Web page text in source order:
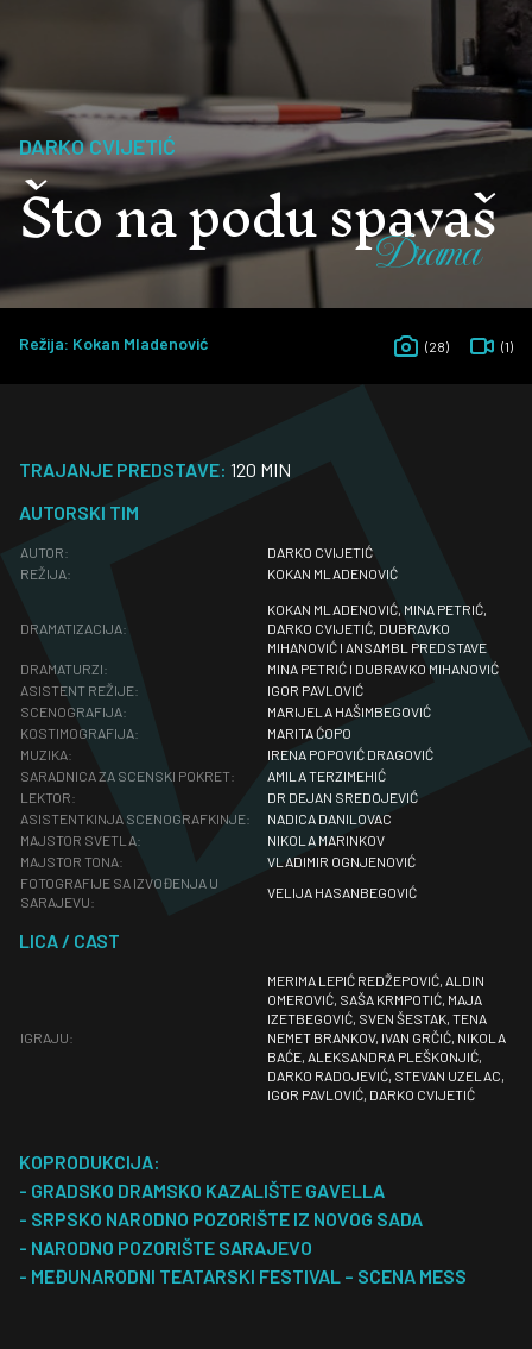
DARKO CVIJETIĆ
Što na podu spavaš
Drama
Režija: Kokan Mladenović (28) (1)
TRAJANJE PREDSTAVE: 120 MIN
AUTORSKI TIM
AUTOR:
DARKO CVIJETIĆ
REŽIJA:
KOKAN MLADENOVIĆ
DRAMATIZACIJA:
KOKAN MLADENOVIĆ, MINA PETRIĆ,
DARKO CVIJETIĆ, DUBRAVKO
MIHANOVIĆ I ANSAMBL PREDSTAVE
DRAMATURZI:
MINA PETRIĆ I DUBRAVKO MIHANOVIĆ
ASISTENT REŽIJE:
IGOR PAVLOVIĆ
SCENOGRAFIJA:
MARIJELA HAŠIMBEGOVIĆ
KOSTIMOGRAFIJA:
MARITA ĆOPO
MUZIKA:
IRENA POPOVIĆ DRAGOVIĆ
SARADNICA ZA SCENSKI POKRET:
AMILA TERZIMEHIĆ
LEKTOR:
DR DEJAN SREDOJEVIĆ
ASISTENTKINJA SCENOGRAFKINJE:
NADICA DANILOVAC
MAJSTOR SVETLA:
NIKOLA MARINKOV
MAJSTOR TONA:
VLADIMIR OGNJENOVIĆ
FOTOGRAFIJE SA IZVOĐENJA U
SARAJEVU:
VELIJA HASANBEGOVIĆ
LICA / CAST
IGRAJU:
MERIMA LEPIĆ REDŽEPOVIĆ, ALDIN
OMEROVIĆ, SAŠA KRMPOTIĆ, MAJA
IZETBEGOVIĆ, SVEN ŠESTAK, TENA
NEMET BRANKOV, IVAN GRČIĆ, NIKOLA
BAĆE, ALEKSANDRA PLEŠKONJIĆ,
DARKO RADOJEVIĆ, STEVAN UZELAC,
IGOR PAVLOVIĆ, DARKO CVIJETIĆ
KOPRODUKCIJA:
- GRADSKO DRAMSKO KAZALIŠTE GAVELLA
- SRPSKO NARODNO POZORIŠTE IZ NOVOG SADA
- NARODNO POZORIŠTE SARAJEVO
- MEĐUNARODNI TEATARSKI FESTIVAL – SCENA MESS